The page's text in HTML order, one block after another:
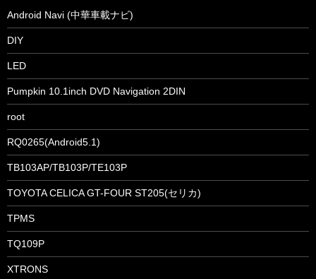
Android Navi (中華車載ナビ)
DIY
LED
Pumpkin 10.1inch DVD Navigation 2DIN
root
RQ0265(Android5.1)
TB103AP/TB103P/TE103P
TOYOTA CELICA GT-FOUR ST205(セリカ)
TPMS
TQ109P
XTRONS